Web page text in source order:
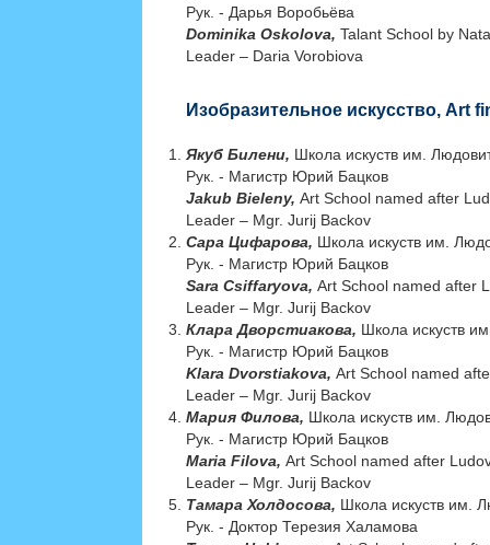
Рук. - Дарья Воробьёва
Dominika Oskolova, Talant School by
Leader – Daria Vorobiova
Изобразительное искусство, Art
Якуб Билени, Школа искуств им.
Рук. - Магистр Юрий Бацков
Jakub Bieleny, Art School named after
Leader – Mgr. Jurij Backov
Сара Цифарова, Школа искуств им.
Рук. - Магистр Юрий Бацков
Sara Csiffaryova, Art School named after
Leader – Mgr. Jurij Backov
Клара Дворстиакова, Школа искуств
Рук. - Магистр Юрий Бацков
Klara Dvorstiakova, Art School named
Leader – Mgr. Jurij Backov
Мария Филова, Школа искуств им.
Рук. - Магистр Юрий Бацков
Maria Filova, Art School named after
Leader – Mgr. Jurij Backov
Тамара Холдосова, Школа искуств им.
Рук. - Доктор Терезия Халамова